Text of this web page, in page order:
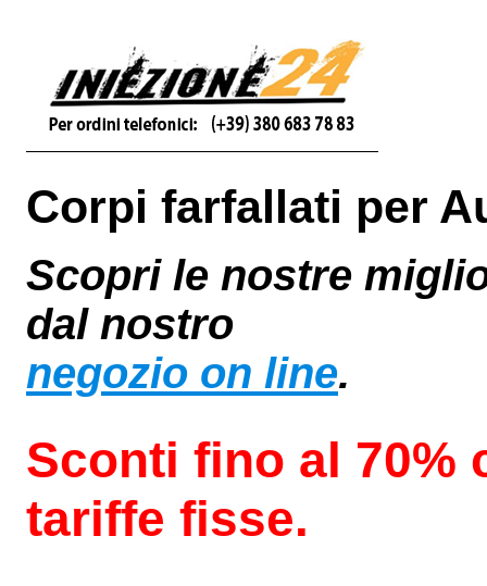
Corpi farfallati per
Scopri le nostre
dal nostro
negozio on line.
Sconti fino al 70%
tariffe fisse.